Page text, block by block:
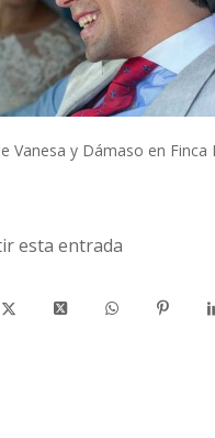
Vanesa y Dámaso en Finca
esta entrada